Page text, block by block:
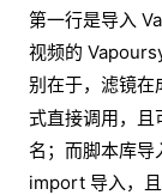
第一行是导入
视频的
别在于，滤镜在
式直接调用，且
名；而脚本库导
import 导入，